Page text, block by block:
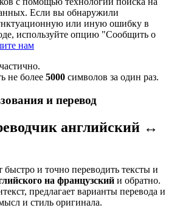
Если вы обнаружили
или иную ошибку в
используйте опцию "Сообщить о
нам
не более 5000 символов за один раз.
и перевод
английский ↔
быстро и точно переводить тексты и
на французский и обратно.
предлагает варианты перевода и
и стиль оригинала.